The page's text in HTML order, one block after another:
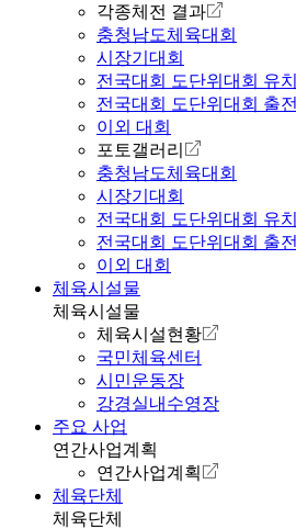
각종체전 결과
충청남도체육대회
시장기대회
전국대회 도단위대회 유치
전국대회 도단위대회 출전
이외 대회
포토갤러리
충청남도체육대회
시장기대회
전국대회 도단위대회 유치
전국대회 도단위대회 출전
이외 대회
체육시설물
체육시설물
체육시설현황
국민체육센터
시민운동장
강경실내수영장
주요 사업
연간사업계획
연간사업계획
체육단체
체육단체